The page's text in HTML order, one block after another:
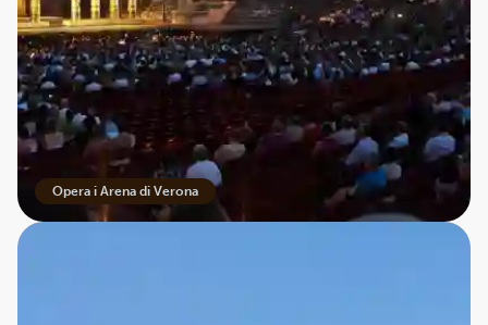
Opera i Arena di Verona